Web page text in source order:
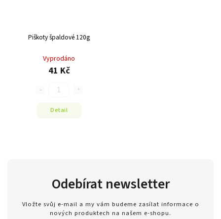
Piškoty špaldové 120g
Vyprodáno
41 Kč
Detail
Odebírat newsletter
Vložte svůj e-mail a my vám budeme zasílat informace o
nových produktech na našem e-shopu.